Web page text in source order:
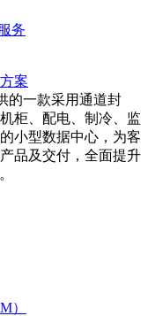
务
案
的一款采用通道封
柜、配电、制冷、监
小型数据中心，为客
品及交付，全面提升
）